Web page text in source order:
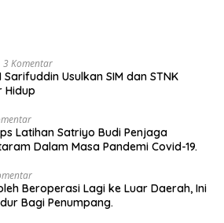
3 Komentar
Sarifuddin Usulkan SIM dan STNK
Hidup
Latihan Satriyo Budi Penjaga
Dalam Masa Pandemi Covid-19.
Beroperasi Lagi ke Luar Daerah, Ini
Bagi Penumpang.